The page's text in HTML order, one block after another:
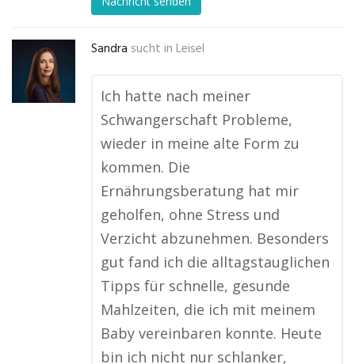
Sandra sucht in Leisel
Ich hatte nach meiner
Schwangerschaft Probleme,
wieder in meine alte Form zu
kommen. Die
Ernährungsberatung hat mir
geholfen, ohne Stress und
Verzicht abzunehmen. Besonders
gut fand ich die alltagstauglichen
Tipps für schnelle, gesunde
Mahlzeiten, die ich mit meinem
Baby vereinbaren konnte. Heute
bin ich nicht nur schlanker,